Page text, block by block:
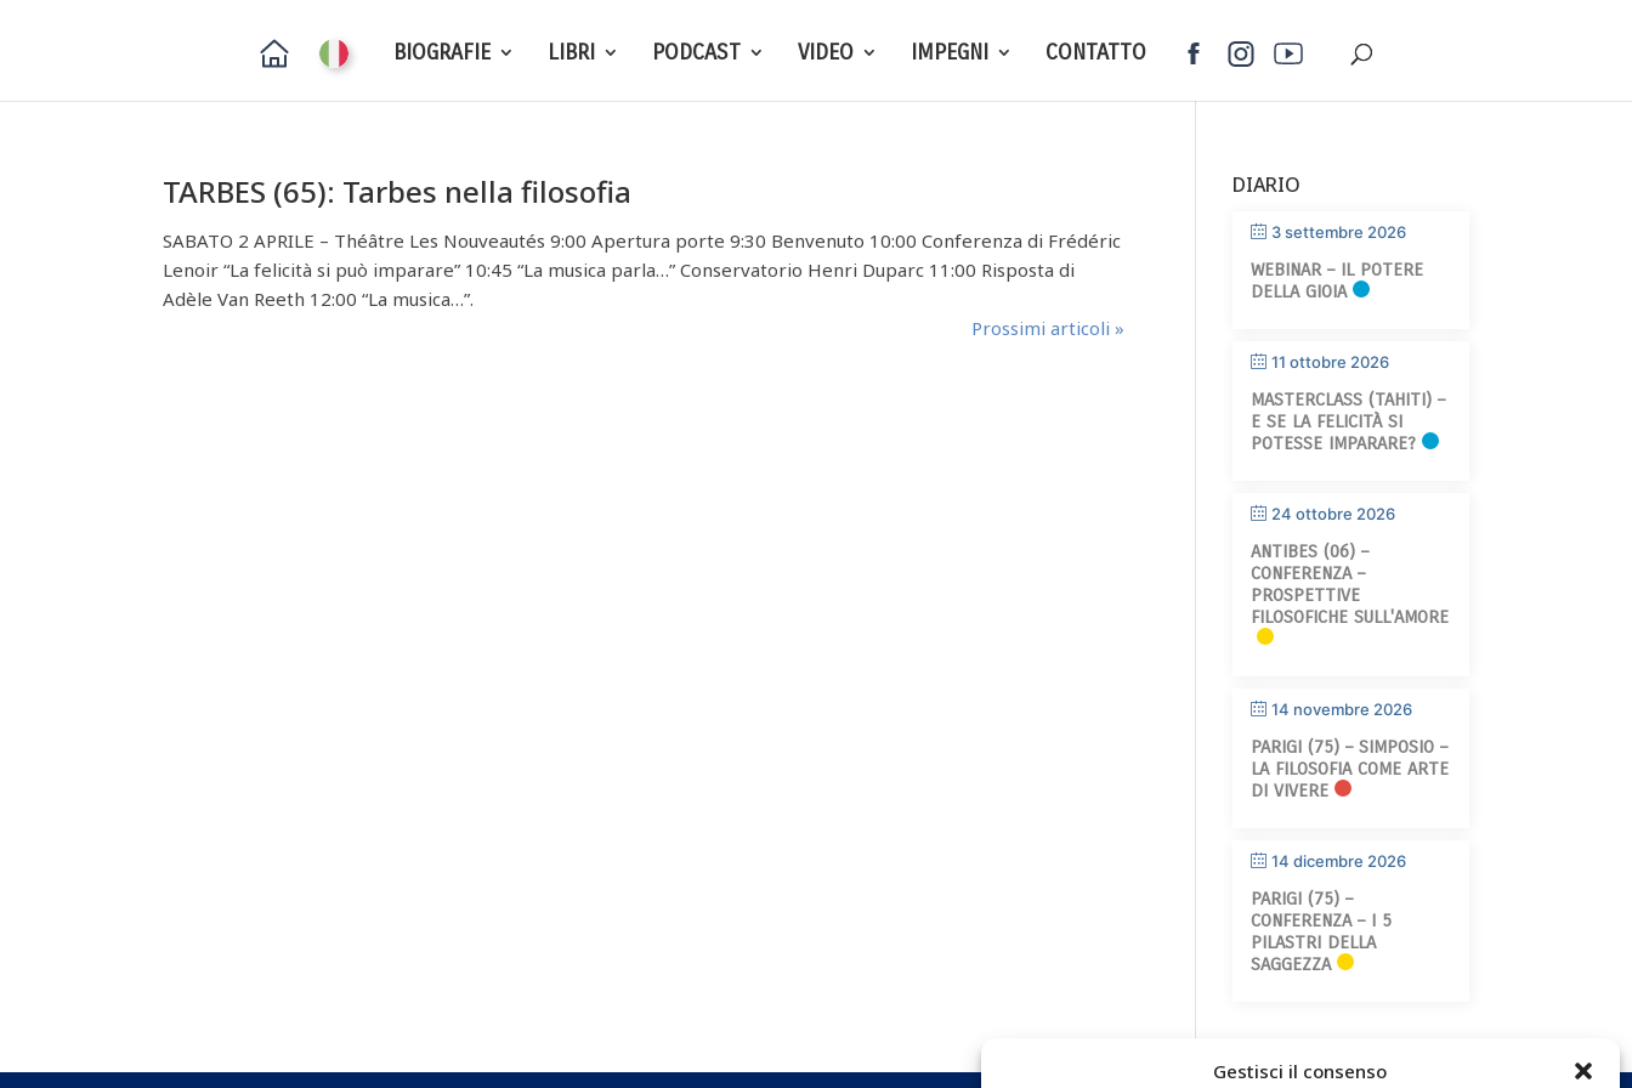
Gestisci il consenso
BIOGRAFIE LIBRI PODCAST VIDEO IMPEGNI CONTATTO
TARBES (65): Tarbes nella filosofia
SABATO 2 APRILE – Théâtre Les Nouveautés 9:00 Apertura porte 9:30 Benvenuto 10:00 Conferenza di Frédéric
Lenoir “La felicità si può imparare” 10:45 “La musica parla…” Conservatorio Henri Duparc 11:00 Risposta di
Adèle Van Reeth 12:00 “La musica…”.
Prossimi articoli »
DIARIO
3 settembre 2026
WEBINAR – IL POTERE
DELLA GIOIA
11 ottobre 2026
MASTERCLASS (TAHITI) –
E SE LA FELICITÀ SI
POTESSE IMPARARE?
24 ottobre 2026
ANTIBES (06) –
CONFERENZA –
PROSPETTIVE
FILOSOFICHE SULL'AMORE
14 novembre 2026
PARIGI (75) – SIMPOSIO –
LA FILOSOFIA COME ARTE
DI VIVERE
14 dicembre 2026
PARIGI (75) –
CONFERENZA – I 5
PILASTRI DELLA
SAGGEZZA